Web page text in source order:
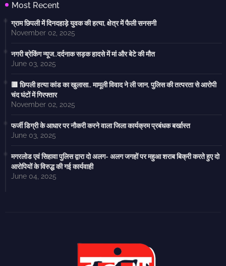
Most Recent
ग्राम छिपली में दिनदहाड़े युवक की हत्या, क्षेत्र में फैली सनसनी
November 02, 2025
नगरी ब्रेकिंग न्यूज..दर्दनाक सड़क हादसे में मां और बेटे की मौत
June 03, 2025
🟥 छिपली हत्या कांड का खुलासा.. मामूली विवाद ने ली जान, पुलिस की तत्परता से आरोपी
चंद घंटों में गिरफ्तार
November 02, 2025
फर्जी डिग्री के आधार पर नौकरी करने वाला जिला कार्यक्रम प्रबंधक बर्खास्त
June 03, 2025
मगरलोड एवं सिहावा पुलिस द्वारा दो अलग- अलग जगहों पर महुआ शराब बिक्री करते हुए दो
आरोपियों के विरुद्ध की गई कार्यवाही
June 04, 2025